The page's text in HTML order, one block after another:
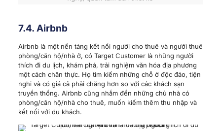
7.4. Airbnb
Airbnb là một nền tảng kết nối người cho thuê và người thuê
phòng/căn hộ/nhà ở, có Target Customer là những người
thích đi du lịch, khám phá, trải nghiệm văn hóa địa phương
một cách chân thực. Họ tìm kiếm những chỗ ở độc đáo, tiện
nghi và có giá cả phải chăng hơn so với các khách sạn
truyền thống. Airbnb cũng nhắm đến những chủ nhà có
phòng/căn hộ/nhà cho thuê, muốn kiếm thêm thu nhập và
kết nối với du khách.